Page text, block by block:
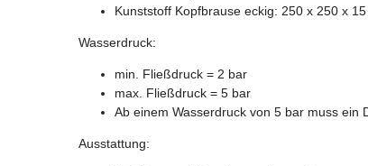
Kunststoff Kopfbrause eckig: 250 x 250 x
Wasserdruck:
min. Fließdruck = 2 bar
max. Fließdruck = 5 bar
Ab einem Wasserdruck von 5 bar muss ein
Ausstattung: